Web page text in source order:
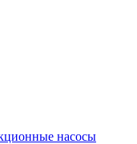
насосы